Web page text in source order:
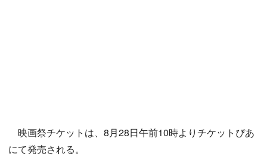
映画祭チケットは、8月28日午前10時よりチケットぴあ
にて発売される。